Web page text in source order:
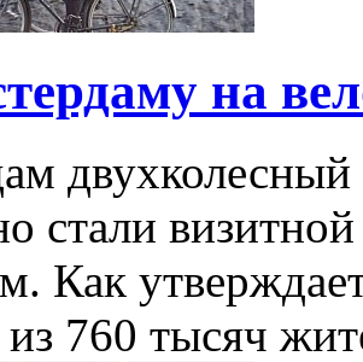
на
стали
Как
760 тысяч